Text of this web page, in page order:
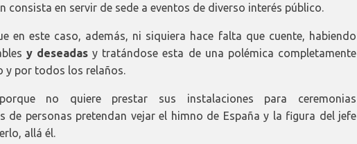
consista en servir de sede a eventos de diverso interés público.
en este caso, además, ni siquiera hace falta que cuente, habiendo
y deseadasy tratándose esta de una polémica completamente
y por todos los relaños.
no quiere prestar sus instalaciones para ceremonias
de personas pretendan vejar el himno de España y la figura del jefe
allá él.